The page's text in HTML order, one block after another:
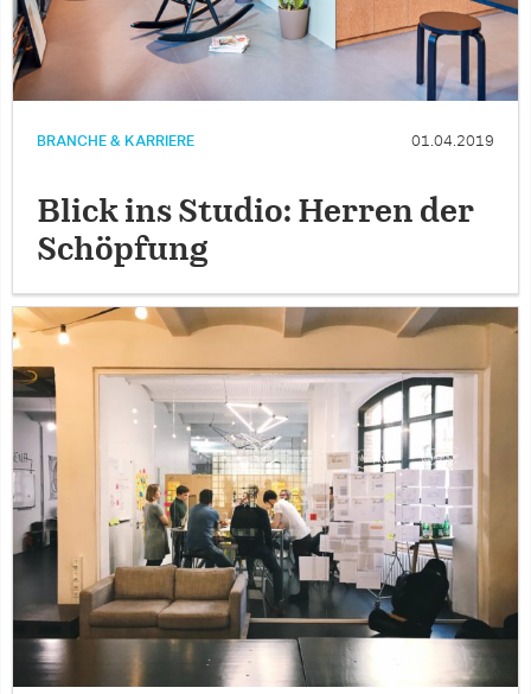
BRANCHE & KARRIERE 01.04.2019
Blick ins Studio: Herren der
Schöpfung